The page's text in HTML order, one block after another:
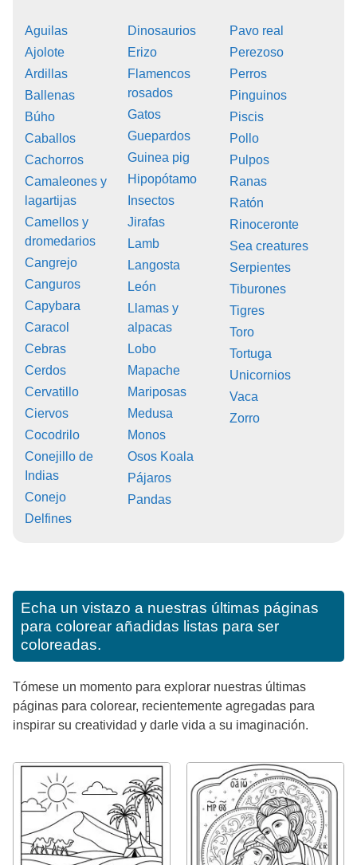
Aguilas
Ajolote
Ardillas
Ballenas
Búho
Caballos
Cachorros
Camaleones y
lagartijas
Camellos y
dromedarios
Cangrejo
Canguros
Capybara
Caracol
Cebras
Cerdos
Cervatillo
Ciervos
Cocodrilo
Conejillo de
Indias
Conejo
Delfines
Dinosaurios
Erizo
Flamencos
rosados
Gatos
Guepardos
Guinea pig
Hipopótamo
Insectos
Jirafas
Lamb
Langosta
León
Llamas y
alpacas
Lobo
Mapache
Mariposas
Medusa
Monos
Osos Koala
Pájaros
Pandas
Pavo real
Perezoso
Perros
Pinguinos
Piscis
Pollo
Pulpos
Ranas
Ratón
Rinoceronte
Sea creatures
Serpientes
Tiburones
Tigres
Toro
Tortuga
Unicornios
Vaca
Zorro
Echa un vistazo a nuestras últimas páginas
para colorear añadidas listas para ser
coloreadas.
Tómese un momento para explorar nuestras últimas
páginas para colorear, recientemente agregadas para
inspirar su creatividad y darle vida a su imaginación.